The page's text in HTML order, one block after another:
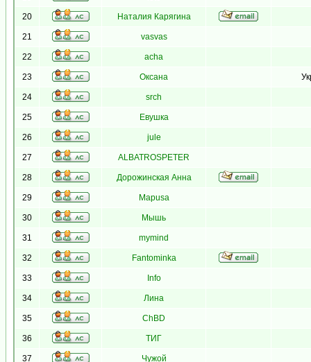
20 Наталия Карягина
21 vasvas
22 acha
23 Оксана
24 srch
25 Евушка
26 jule
27 ALBATROSPETER
28 Дорожинская Анна
29 Mapusa
30 Мышь
31 mymind
32 Fantominka
33 Info
34 Лина
35 ChBD
36 ТИГ
37 Чужой